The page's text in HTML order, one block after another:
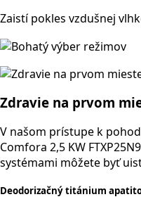
Zaistí pokles vzdušnej
Zdravie na prvom
V našom prístupe k
Comfora 2,5 KW
systémami môžete byť
Deodorizačný titánium